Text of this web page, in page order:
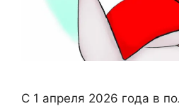
С 1 апреля 2026 года в